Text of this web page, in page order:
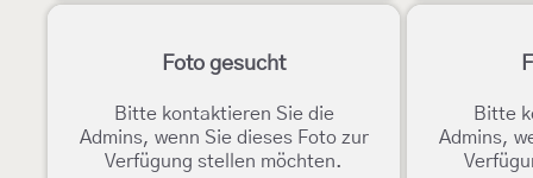
Foto gesucht
Bitte kontaktieren Sie die
Admins, wenn Sie dieses Foto zur
Verfügung stellen möchten.
Bitte
Admins,